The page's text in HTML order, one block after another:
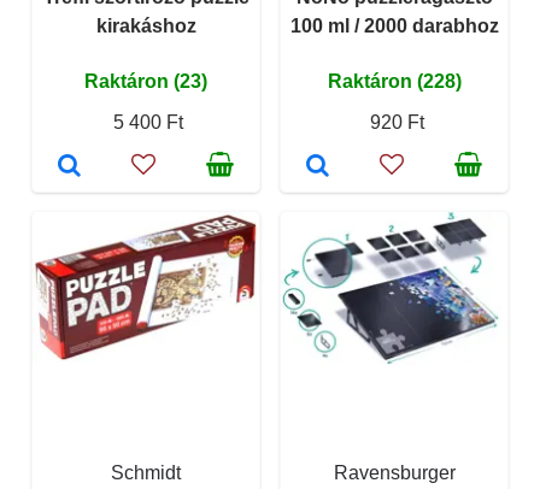
kirakáshoz
Raktáron (23)
5 400 Ft
100 ml / 2000 darabhoz
Raktáron (228)
920 Ft
Schmidt Ravensburger